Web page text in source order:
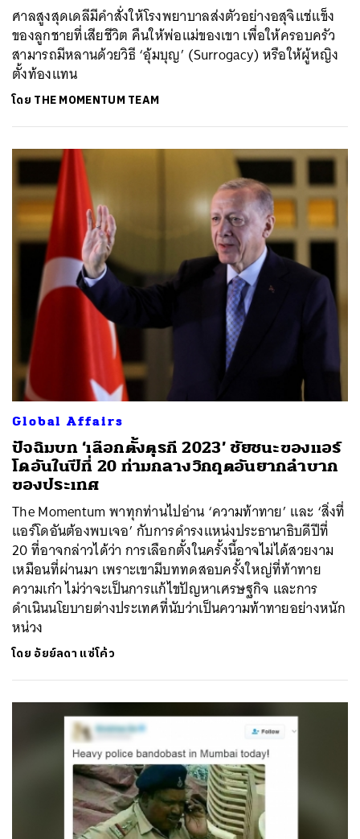
ศาลสูงสุดเดลีมีคำสั่งให้โรงพยาบาลส่งตัวอย่างอสุจิแช่แข็ง
ของลูกชายที่เสียชีวิต คืนให้พ่อแม่ของเขา เพื่อให้ครอบครัว
สามารถมีหลานด้วยวิธี ‘อุ้มบุญ’ (Surrogacy) หรือให้ผู้หญิง
ตั้งท้องแทน
โดย THE MOMENTUM TEAM
Global Affairs
ปัจฉิมบท ‘เลือกตั้งตุรกี 2023’ ชัยชนะของแอร์
โดอันในปีที่ 20 ท่ามกลางวิกฤตอันยากลำบาก
ของประเทศ
The Momentum พาทุกท่านไปอ่าน ‘ความท้าทาย’ และ ‘สิ่งที่
แอร์โดอันต้องพบเจอ’ กับการดำรงแหน่งประธานาธิบดีปีที่
20 ที่อาจกล่าวได้ว่า การเลือกตั้งในครั้งนี้อาจไม่ได้สวยงาม
เหมือนที่ผ่านมา เพราะเขามีบททดสอบครั้งใหญ่ที่ท้าทาย
ความเก๋า ไม่ว่าจะเป็นการแก้ไขปัญหาเศรษฐกิจ และการ
ดำเนินนโยบายต่างประเทศที่นับว่าเป็นความท้าทายอย่างหนัก
หน่วง
โดย อัยย์ลดา แซ่โค้ว